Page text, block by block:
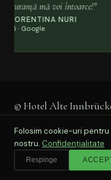
mă voi întoarce!"
NURI
· Google
© Hotel Alte
Confidențialitate
TIKTOK FACEBOOK
DE EN RO
Folosim cookie-uri
nostru. Confidențialitate
Respinge